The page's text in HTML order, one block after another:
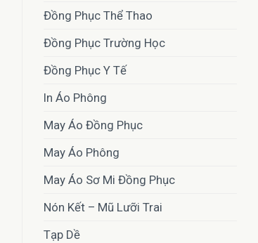
Đồng Phục Thể Thao
Đồng Phục Trường Học
Đồng Phục Y Tế
In Áo Phông
May Áo Đồng Phục
May Áo Phông
May Áo Sơ Mi Đồng Phục
Nón Kết – Mũ Lưỡi Trai
Tạp Dề